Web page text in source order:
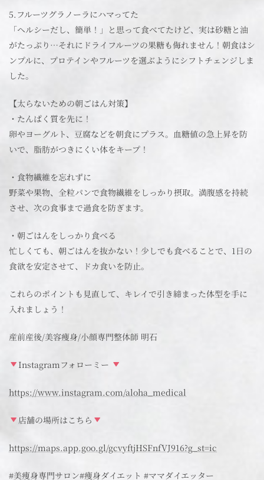
5.フルーツグラノーラにハマってた
「ヘルシーだし、簡単！」と思って食べてたけど、実は砂糖と油
がたっぷり…それにドライフルーツの果糖も侮れません！朝食はシ
ンプルに、プロテインやフルーツを選ぶようにシフトチェンジしま
した。
【太らないための朝ごはん対策】
・たんぱく質を先に！
卵やヨーグルト、豆腐などを朝食にプラス。血糖値の急上昇を防
いで、脂肪がつきにくい体をキープ！
・食物繊維を忘れずに
野菜や果物、全粒パンで食物繊維をしっかり摂取。満腹感を持続
させ、次の食事まで過食を防ぎます。
・朝ごはんをしっかり食べる
忙しくても、朝ごはんを抜かない！少しでも食べることで、1日の
食欲を安定させて、ドカ食いを防止。
これらのポイントも見直して、キレイで引き締まった体型を手に
入れましょう！
産前産後/美容痩身/小顔専門整体師 明石
Instagramフォローミー
https://www.instagram.com/aloha_medical
店舗の場所はこちら
https://maps.app.goo.gl/gcvyftjHSFnfVJ916?g_st=ic
#美痩身専門サロン#痩身ダイエット #ママダイエッター